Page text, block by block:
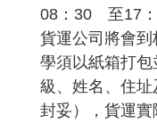
08：30 至17
貨運公司將會
學須以紙箱打
級、姓名、住
封妥），貨運